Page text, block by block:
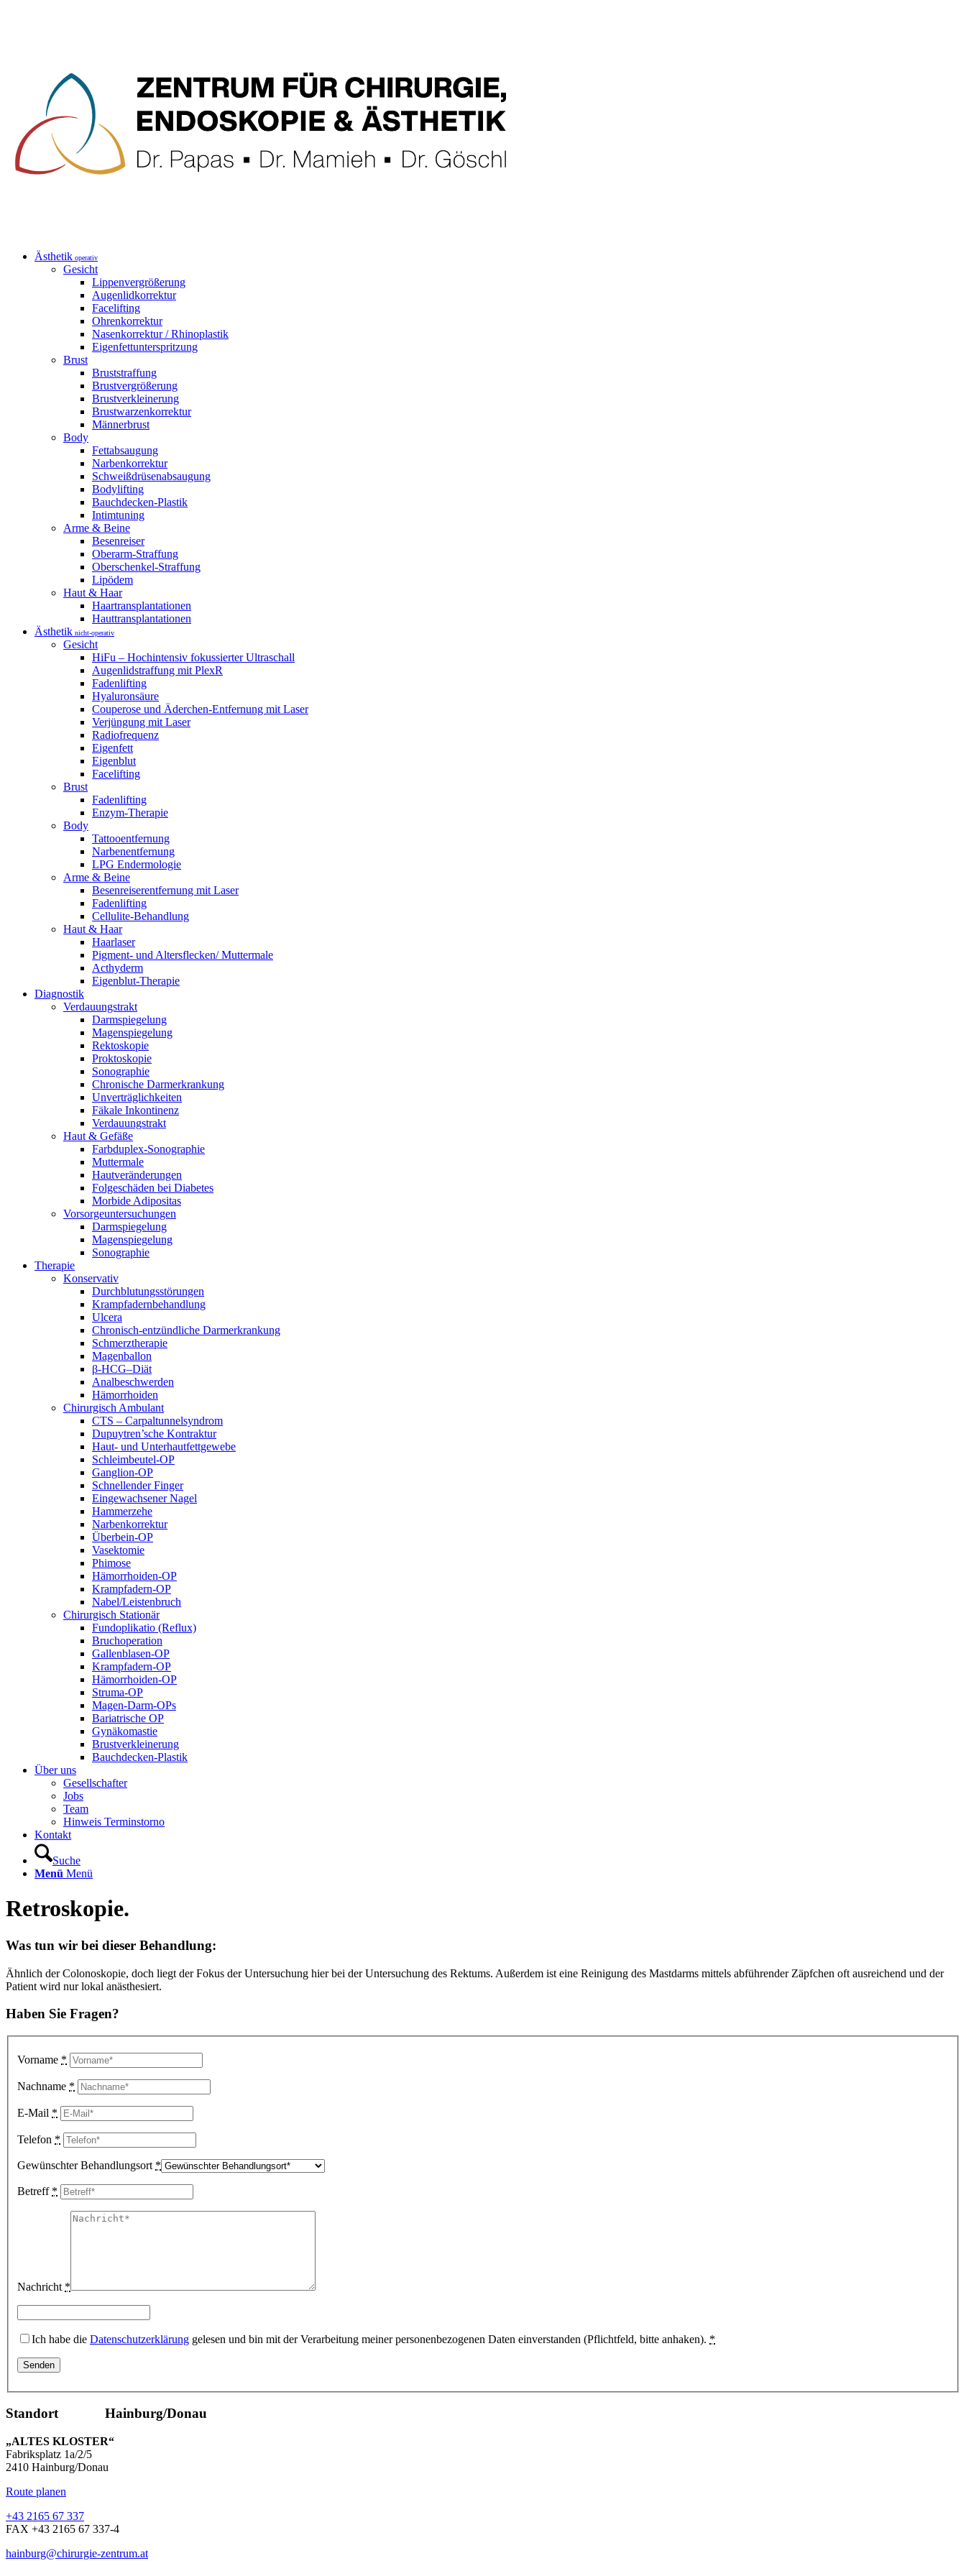
Ästhetik operativ
Gesicht
Lippenvergrößerung
Augenlidkorrektur
Facelifting
Ohrenkorrektur
Nasenkorrektur / Rhinoplastik
Eigenfettunterspritzung
Brust
Bruststraffung
Brustvergrößerung
Brustverkleinerung
Brustwarzenkorrektur
Männerbrust
Body
Fettabsaugung
Narbenkorrektur
Schweißdrüsenabsaugung
Bodylifting
Bauchdecken-Plastik
Intimtuning
Arme & Beine
Besenreiser
Oberarm-Straffung
Oberschenkel-Straffung
Lipödem
Haut & Haar
Haartransplantationen
Hauttransplantationen
Ästhetik nicht-operativ
Gesicht
HiFu – Hochintensiv fokussierter Ultraschall
Augenlidstraffung mit PlexR
Fadenlifting
Hyaluronsäure
Couperose und Äderchen-Entfernung mit Laser
Verjüngung mit Laser
Radiofrequenz
Eigenfett
Eigenblut
Facelifting
Brust
Fadenlifting
Enzym-Therapie
Body
Tattooentfernung
Narbenentfernung
LPG Endermologie
Arme & Beine
Besenreiserentfernung mit Laser
Fadenlifting
Cellulite-Behandlung
Haut & Haar
Haarlaser
Pigment- und Altersflecken/ Muttermale
Acthyderm
Eigenblut-Therapie
Diagnostik
Verdauungstrakt
Darmspiegelung
Magenspiegelung
Rektoskopie
Proktoskopie
Sonographie
Chronische Darmerkrankung
Unverträglichkeiten
Fäkale Inkontinenz
Verdauungstrakt
Haut & Gefäße
Farbduplex-Sonographie
Muttermale
Hautveränderungen
Folgeschäden bei Diabetes
Morbide Adipositas
Vorsorgeuntersuchungen
Darmspiegelung
Magenspiegelung
Sonographie
Therapie
Konservativ
Durchblutungsstörungen
Krampfadernbehandlung
Ulcera
Chronisch-entzündliche Darmerkrankung
Schmerztherapie
Magenballon
β-HCG–Diät
Analbeschwerden
Hämorrhoiden
Chirurgisch Ambulant
CTS – Carpaltunnelsyndrom
Dupuytren’sche Kontraktur
Haut- und Unterhautfettgewebe
Schleimbeutel-OP
Ganglion-OP
Schnellender Finger
Eingewachsener Nagel
Hammerzehe
Narbenkorrektur
Überbein-OP
Vasektomie
Phimose
Hämorrhoiden-OP
Krampfadern-OP
Nabel/Leistenbruch
Chirurgisch Stationär
Fundoplikatio (Reflux)
Bruchoperation
Gallenblasen-OP
Krampfadern-OP
Hämorrhoiden-OP
Struma-OP
Magen-Darm-OPs
Bariatrische OP
Gynäkomastie
Brustverkleinerung
Bauchdecken-Plastik
Über uns
Gesellschafter
Jobs
Team
Hinweis Terminstorno
Kontakt
Suche
Menü Menü
Retroskopie.
Was tun wir bei dieser Behandlung:
Ähnlich der Colonoskopie, doch liegt der Fokus der Untersuchung hier bei der Untersuchung des Rektums. Außerdem ist eine Reinigung des Mastdarms mittels abführender Zäpfchen oft ausreichend und der
Patient wird nur lokal anästhesiert.
Haben Sie Fragen?
Vorname *
Nachname *
E-Mail *
Telefon *
Gewünschter Behandlungsort *
Betreff *
Nachricht *
Ich habe die Datenschutzerklärung gelesen und bin mit der Verarbeitung meiner personenbezogenen Daten einverstanden (Pflichtfeld, bitte anhaken). *
Standort Hainburg/Donau
„ALTES KLOSTER“
Fabriksplatz 1a/2/5
2410 Hainburg/Donau
Route planen
+43 2165 67 337
FAX +43 2165 67 337-4
hainburg@chirurgie-zentrum.at